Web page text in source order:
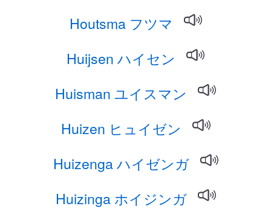
Houtsma フツマ
Huijsen ハイセン
Huisman ユイスマン
Huizen ヒュイゼン
Huizenga ハイゼンガ
Huizinga ホイジンガ